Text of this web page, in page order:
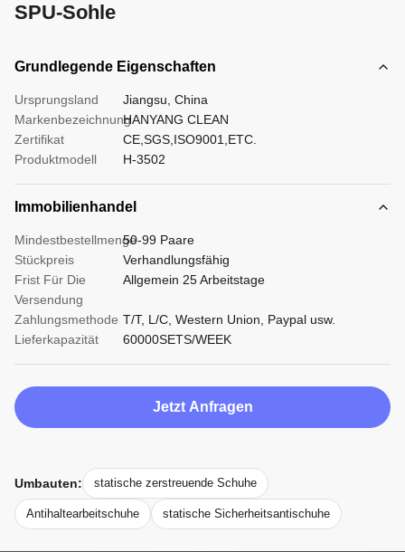
SPU-Sohle
Grundlegende Eigenschaften
Ursprungsland
Jiangsu, China
MarkenbezeichnungHANYANG CLEAN
Zertifikat
CE,SGS,ISO9001,ETC.
Produktmodell
H-3502
Immobilienhandel
Mindestbestellmenge50-99 Paare
Stückpreis
Verhandlungsfähig
Frist Für Die
Versendung
Allgemein 25 Arbeitstage
Zahlungsmethode T/T, L/C, Western Union, Paypal usw.
Lieferkapazität
60000SETS/WEEK
Jetzt Anfragen
Umbauten: statische zerstreuende Schuhe
Antihaltearbeitschuhe statische Sicherheitsantischuhe